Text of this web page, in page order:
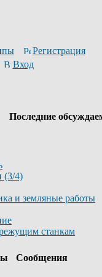
Регистрация
Вход
Последние
(3/4)
и земляные работы
станкам
Сообщения